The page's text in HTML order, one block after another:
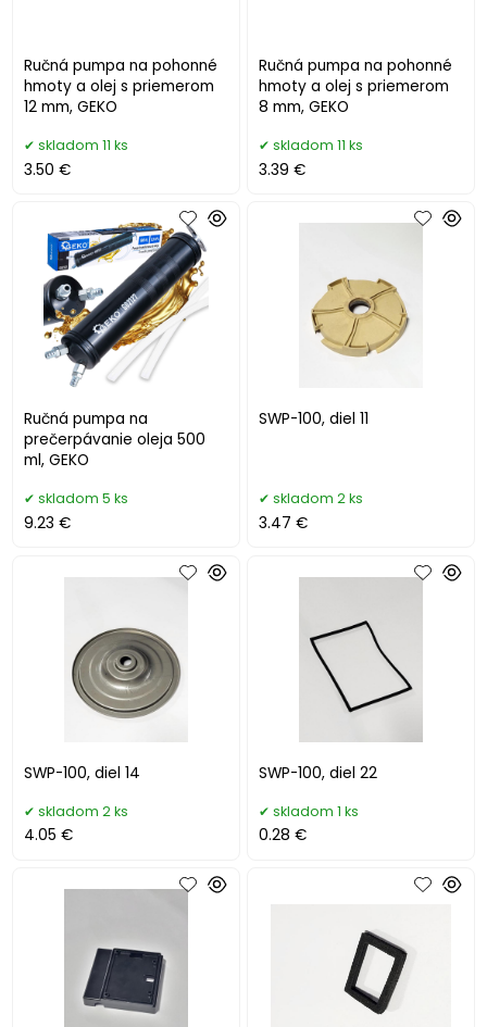
Ručná pumpa na pohonné
hmoty a olej s priemerom
12 mm, GEKO
skladom 11 ks
3.50 €
Ručná pumpa na pohonné
hmoty a olej s priemerom
8 mm, GEKO
skladom 11 ks
3.39 €
Ručná pumpa na
prečerpávanie oleja 500
ml, GEKO
skladom 5 ks
9.23 €
SWP-100, diel 11
skladom 2 ks
3.47 €
SWP-100, diel 14
skladom 2 ks
4.05 €
SWP-100, diel 22
skladom 1 ks
0.28 €